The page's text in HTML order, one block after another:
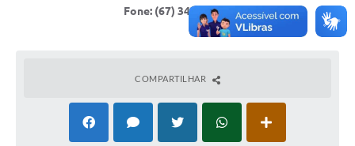
Fone: (67) 3442-6150
COMPARTILHAR